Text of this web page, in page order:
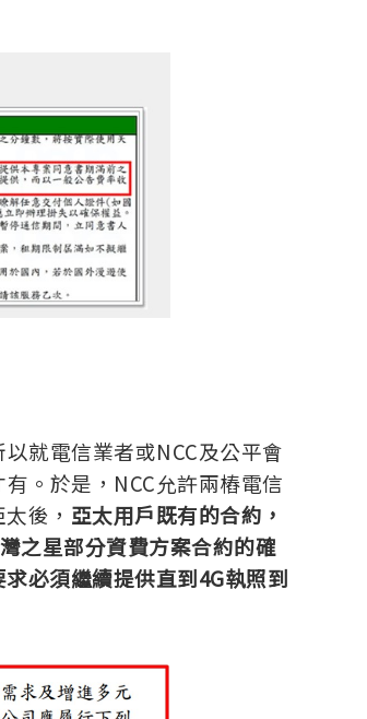
就電信業者或NCC及公平會
。於是，NCC允許兩樁電信
後， 亞太用戶既有的合約，
之星部分資費方案合約的確
必須繼續提供直到4G執照到